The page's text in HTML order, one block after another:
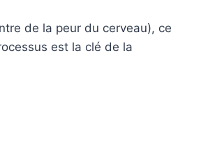
de la peur du cerveau), ce
est la clé de la